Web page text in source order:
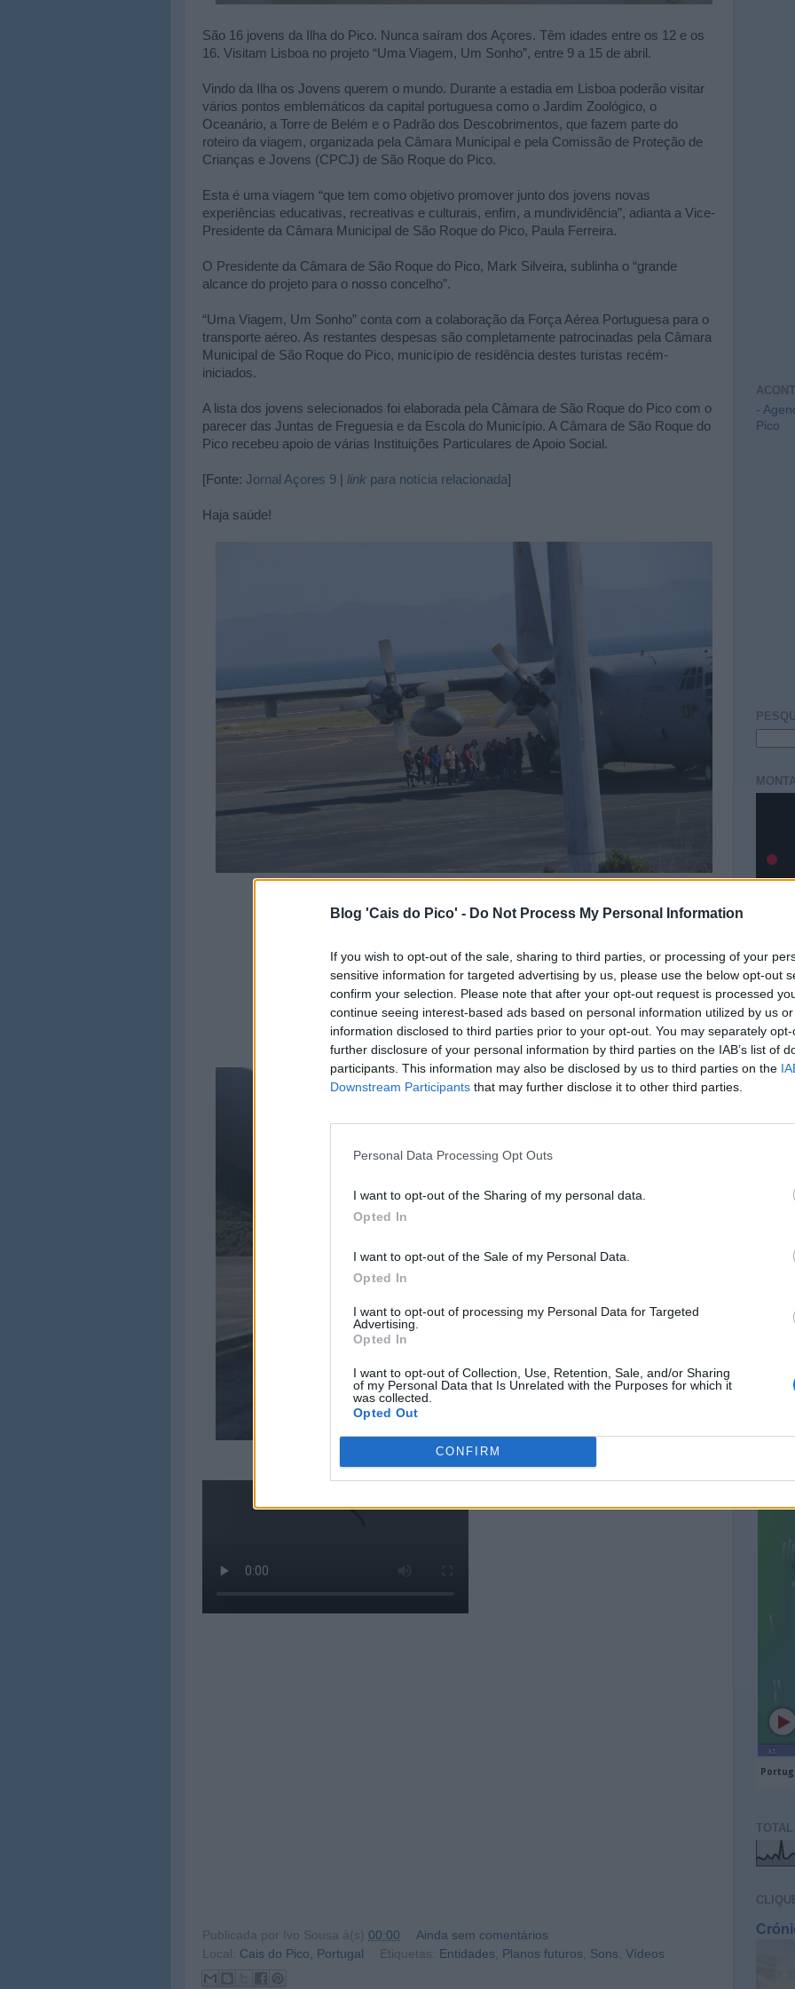
Blog 'Cais do Pico' - Do Not Process My Personal Information
If you wish to opt-out of the sale, sharing to third parties, or processing of your
sensitive information for targeted advertising by us, please use the below opt-out
confirm your selection. Please note that after your opt-out request is processed
continue seeing interest-based ads based on personal information utilized by us
information disclosed to third parties prior to your opt-out. You may separately
further disclosure of your personal information by third parties on the IAB’s list of
participants. This information may also be disclosed by us to third parties on the
Downstream Participants that may further disclose it to other third parties.
Personal Data Processing Opt Outs
I want to opt-out of the Sharing of my personal data.
Opted In
I want to opt-out of the Sale of my Personal Data.
Opted In
I want to opt-out of processing my Personal Data for Targeted
Advertising.
Opted In
I want to opt-out of Collection, Use, Retention, Sale, and/or Sharing
of my Personal Data that Is Unrelated with the Purposes for which it
was collected.
Opted Out
CONFIRM
São 16 jovens da Ilha do Pico. Nunca saíram dos Açores. Têm idades entre os 12 e os
16. Visitam Lisboa no projeto “Uma Viagem, Um Sonho”, entre 9 a 15 de abril.
Vindo da Ilha os Jovens querem o mundo. Durante a estadia em Lisboa poderão visitar
vários pontos emblemáticos da capital portuguesa como o Jardim Zoológico, o
Oceanário, a Torre de Belém e o Padrão dos Descobrimentos, que fazem parte do
roteiro da viagem, organizada pela Câmara Municipal e pela Comissão de Proteção de
Crianças e Jovens (CPCJ) de São Roque do Pico.
Esta é uma viagem “que tem como objetivo promover junto dos jovens novas
experiências educativas, recreativas e culturais, enfim, a mundividência”, adianta a Vice-
Presidente da Câmara Municipal de São Roque do Pico, Paula Ferreira.
O Presidente da Câmara de São Roque do Pico, Mark Silveira, sublinha o “grande
alcance do projeto para o nosso concelho”.
“Uma Viagem, Um Sonho” conta com a colaboração da Força Aérea Portuguesa para o
transporte aéreo. As restantes despesas são completamente patrocinadas pela Câmara
Municipal de São Roque do Pico, município de residência destes turistas recém-
iniciados.
A lista dos jovens selecionados foi elaborada pela Câmara de São Roque do Pico com o
parecer das Juntas de Freguesia e da Escola do Município. A Câmara de São Roque do
Pico recebeu apoio de várias Instituições Particulares de Apoio Social.
[Fonte: Jornal Açores 9 link para notícia relacionada]
Haja saúde!
[Fonte: Rádio Pico]
Rádio Pico
Publicada por Ivo Sousa à(s) 00:00
Ainda sem comentários
Local: Cais do Pico, Portugal Etiquetas: Entidades Planos futuros Sons Vídeos
-
Pico
São
Lajes